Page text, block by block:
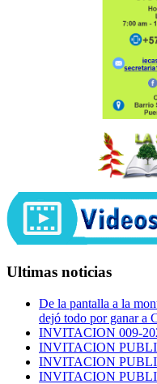
Ultimas noticias
De la pantalla a la
dejó todo por ganar a
INVITACION 009-
INVITACION
INVITACION
INVITACION